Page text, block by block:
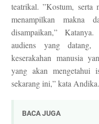
teatrikal. ”Kostum, serta
menampilkan
disampaikan,”
audiens yang
keserakahan manusia
yang akan mengetahui
sekarang ini,” kata
BACA JUGA